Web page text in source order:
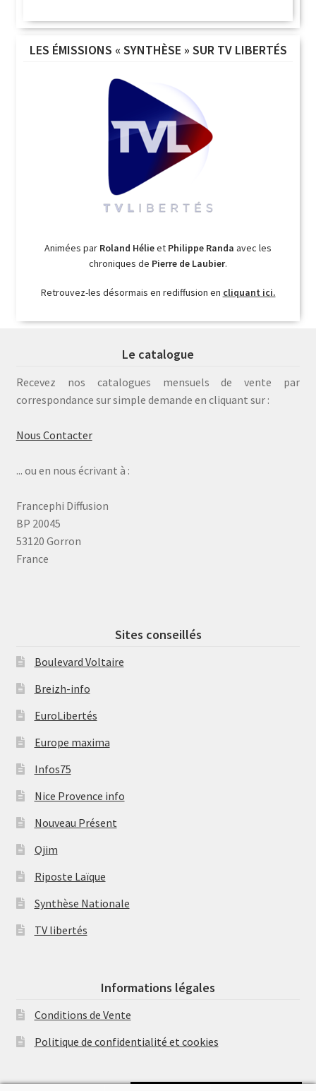
LES ÉMISSIONS « SYNTHÈSE » SUR TV LIBERTÉS
Animées par Roland Hélieet Philippe Randa avec les
chroniques de Pierre de Laubier.
Retrouvez-les désormais en rediffusion en cliquant ici.
Le catalogue
Recevez nos catalogues mensuels de vente par
correspondance sur simple demande en cliquant sur :
Nous Contacter
... ou en nous écrivant à :
Francephi Diffusion
BP 20045
53120 Gorron
France
Sites conseillés
Boulevard Voltaire
Breizh-info
EuroLibertés
Europe maxima
Infos75
Nice Provence info
Nouveau Présent
Ojim
Riposte Laïque
Synthèse Nationale
TV libertés
Informations légales
Conditions de Vente
Politique de confidentialité et cookies